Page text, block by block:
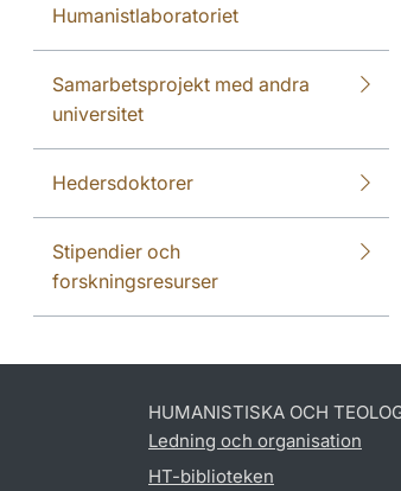
Humanistlaboratoriet
Samarbetsprojekt med andra
universitet
Hedersdoktorer
Stipendier och
forskningsresurser
HUMANISTISKA OCH
Ledning och organisation
HT-biblioteken